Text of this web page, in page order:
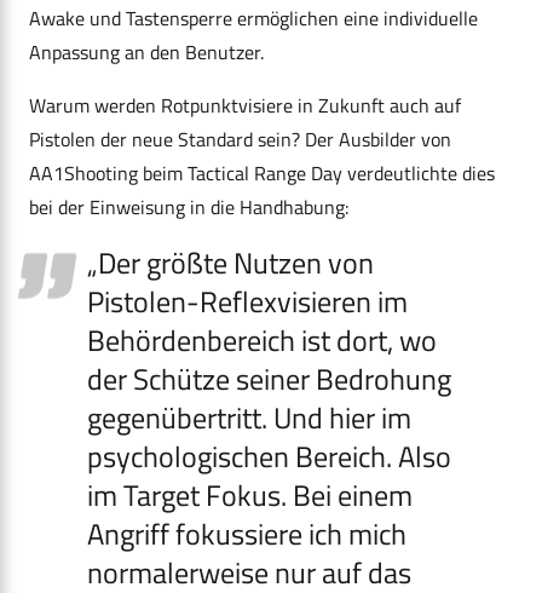
Awake und Tastensperre ermöglichen eine individuelle
Anpassung an den Benutzer.
Warum werden Rotpunktvisiere in Zukunft auch auf
Pistolen der neue Standard sein? Der Ausbilder von
AA1Shooting beim Tactical Range Day verdeutlichte dies
bei der Einweisung in die Handhabung:
„Der größte Nutzen von
Pistolen-Reflexvisieren im
Behördenbereich ist dort, wo
der Schütze seiner Bedrohung
gegenübertritt. Und hier im
psychologischen Bereich. Also
im Target Fokus. Bei einem
Angriff fokussiere ich mich
normalerweise nur auf das